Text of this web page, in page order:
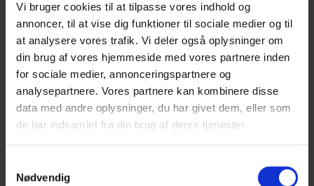
Vi bruger cookies til at tilpasse vores indhold og
annoncer, til at vise dig funktioner til sociale medier og til
at analysere vores trafik. Vi deler også oplysninger om
din brug af vores hjemmeside med vores partnere inden
for sociale medier, annonceringspartnere og
analysepartnere. Vores partnere kan kombinere disse
data med andre oplysninger, du har givet dem, eller som
de har indsamlet fra din brug af deres tjenester.
Nødvendig
petanque eller en
tur med den
sydfynske
veteranjernbane. Du
kan tage med toget
fra vores eget
trinbræt, som ligger
Prioritering af
økologi og
lokale
leverandører
fælles transport